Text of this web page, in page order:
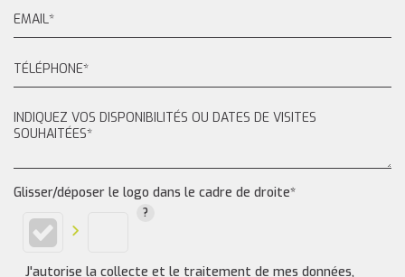
Glisser/déposer le logo dans le cadre de droite*
J'autorise la collecte et le traitement de mes données,